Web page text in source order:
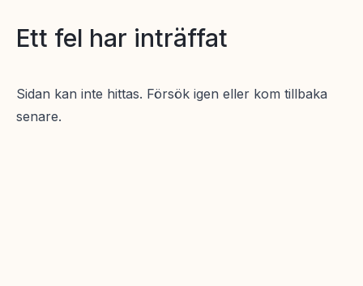
Ett fel har inträffat
Sidan kan inte hittas. Försök igen eller kom tillbaka
senare.